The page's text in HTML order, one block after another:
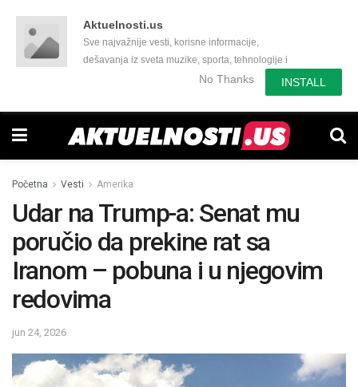
Aktuelnosti.us
Sve najvažnije vesti, korisne informacije,
dešavanja iz sveta muzike, sporta, tehnologije i
još mnogo toga zanimljivog.No Thanks INSTALL
Početna Vesti Amerika
Udar na Trump-a: Senat mu
poručio da prekine rat sa
Iranom – pobuna i u njegovim
redovima
jun 24, 2026